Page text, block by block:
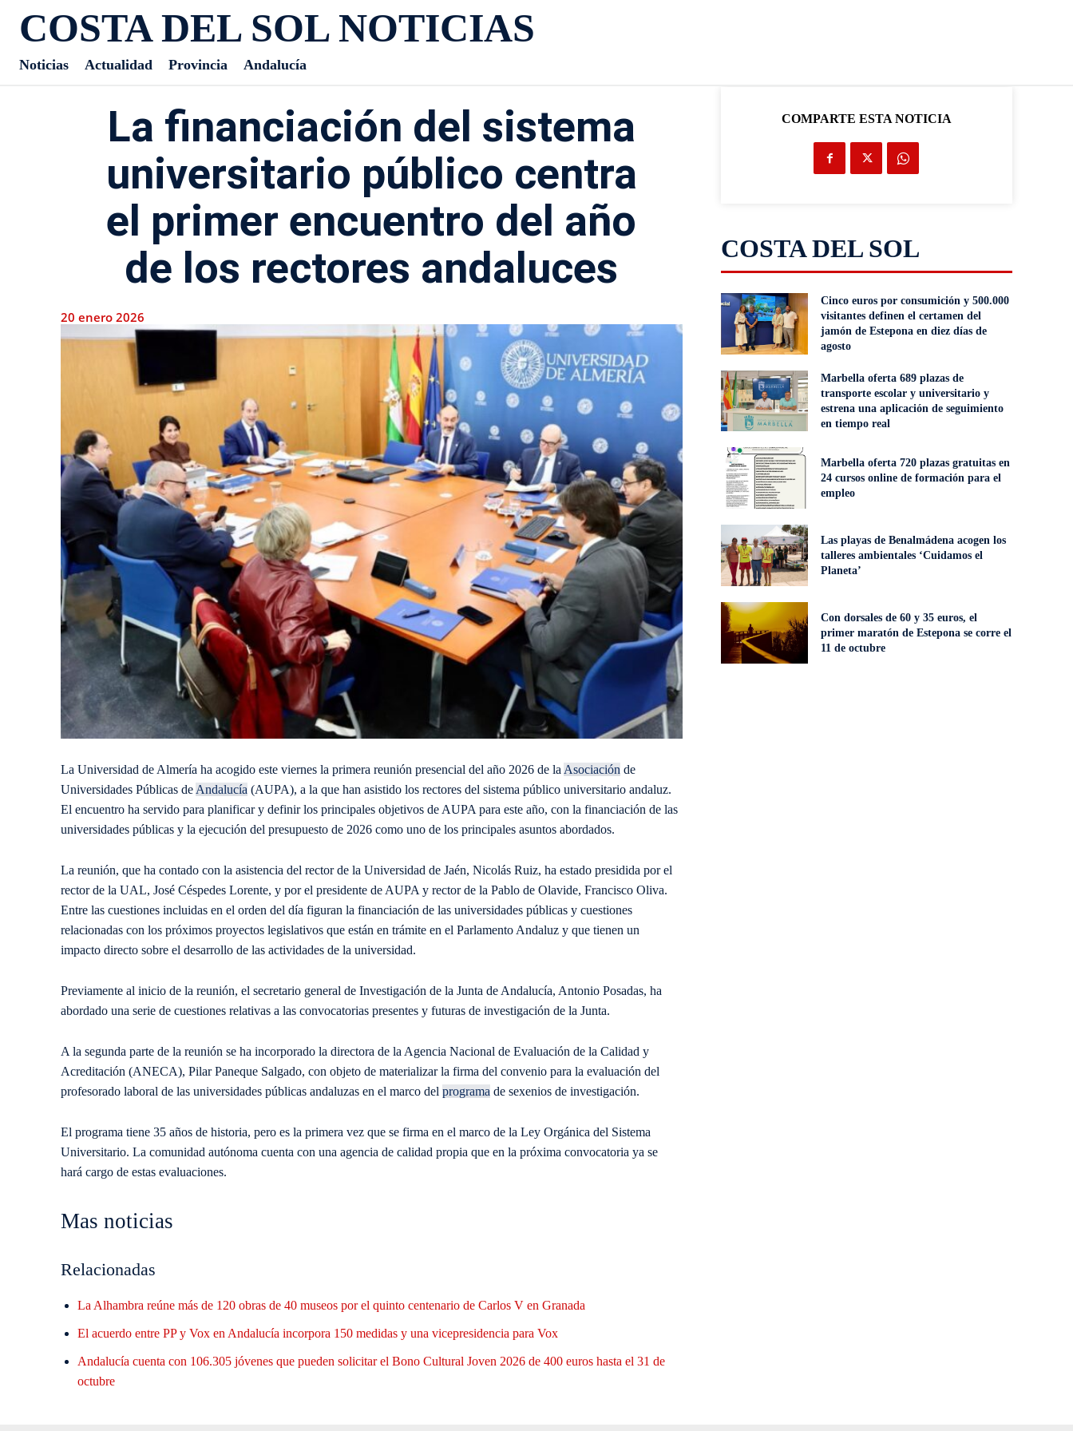
COSTA DEL SOL NOTICIAS
Noticias Actualidad Provincia Andalucía
La financiación del sistema
universitario público centra
el primer encuentro del año
de los rectores andaluces
20 enero 2026
La Universidad de Almería ha acogido este viernes la primera reunión presencial del año 2026 de la Asociación de
Universidades Públicas de Andalucía (AUPA), a la que han asistido los rectores del sistema público universitario andaluz.
El encuentro ha servido para planificar y definir los principales objetivos de AUPA para este año, con la financiación de las
universidades públicas y la ejecución del presupuesto de 2026 como uno de los principales asuntos abordados.
La reunión, que ha contado con la asistencia del rector de la Universidad de Jaén, Nicolás Ruiz, ha estado presidida por el
rector de la UAL, José Céspedes Lorente, y por el presidente de AUPA y rector de la Pablo de Olavide, Francisco Oliva.
Entre las cuestiones incluidas en el orden del día figuran la financiación de las universidades públicas y cuestiones
relacionadas con los próximos proyectos legislativos que están en trámite en el Parlamento Andaluz y que tienen un
impacto directo sobre el desarrollo de las actividades de la universidad.
Previamente al inicio de la reunión, el secretario general de Investigación de la Junta de Andalucía, Antonio Posadas, ha
abordado una serie de cuestiones relativas a las convocatorias presentes y futuras de investigación de la Junta.
A la segunda parte de la reunión se ha incorporado la directora de la Agencia Nacional de Evaluación de la Calidad y
Acreditación (ANECA), Pilar Paneque Salgado, con objeto de materializar la firma del convenio para la evaluación del
profesorado laboral de las universidades públicas andaluzas en el marco del programa de sexenios de investigación.
El programa tiene 35 años de historia, pero es la primera vez que se firma en el marco de la Ley Orgánica del Sistema
Universitario. La comunidad autónoma cuenta con una agencia de calidad propia que en la próxima convocatoria ya se
hará cargo de estas evaluaciones.
Mas noticias
Relacionadas
La Alhambra reúne más de 120 obras de 40 museos por el quinto centenario de Carlos V en Granada
El acuerdo entre PP y Vox en Andalucía incorpora 150 medidas y una vicepresidencia para Vox
Andalucía cuenta con 106.305 jóvenes que pueden solicitar el Bono Cultural Joven 2026 de 400 euros hasta el 31 de
octubre
COMPARTE ESTA NOTICIA
COSTA DEL SOL
Cinco euros por consumición y 500.000
visitantes definen el certamen del
jamón de Estepona en diez días de
agosto
Marbella oferta 689 plazas de
transporte escolar y universitario y
estrena una aplicación de seguimiento
en tiempo real
Marbella oferta 720 plazas gratuitas en
24 cursos online de formación para el
empleo
Las playas de Benalmádena acogen los
talleres ambientales ‘Cuidamos el
Planeta’
Con dorsales de 60 y 35 euros, el
primer maratón de Estepona se corre el
11 de octubre